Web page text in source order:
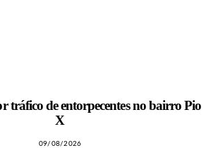
tráfico de entorpecentes no bairro Pio
X
09/08/2026